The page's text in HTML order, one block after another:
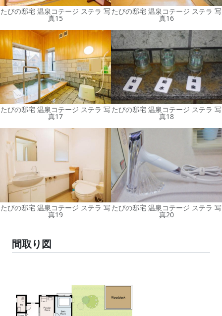
たびの邸宅 温泉コテージ ステラ 写
真15
たびの邸宅 温泉コテージ ステラ 写
真16
たびの邸宅 温泉コテージ ステラ 写
真17
たびの邸宅 温泉コテージ ステラ 写
真18
たびの邸宅 温泉コテージ ステラ 写
真19
たびの邸宅 温泉コテージ ステラ 写
真20
間取り図